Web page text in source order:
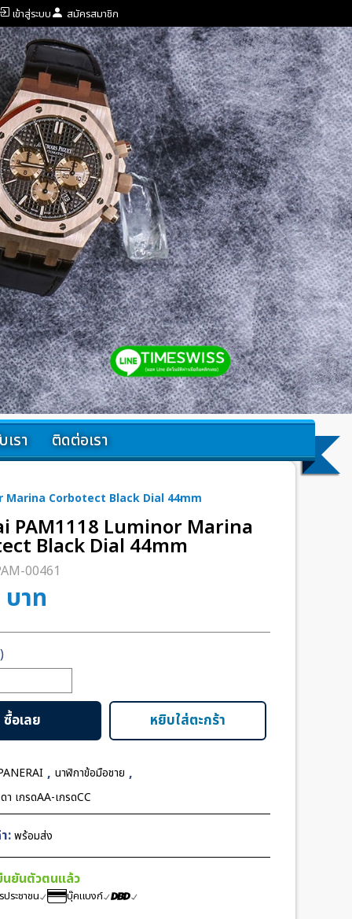
เข้าสู่ระบบ สมัครสมาชิก
เรา ติดต่อเรา
Marina Corbotect Black Dial 44mm
PAM1118 Luminor Marina
Black Dial 44mm
00461
บาท
หยิบใส่ตะกร้า
ซื้อเลย
, นาฬิกาข้อมือชาย ,
า เกรดAA-เกรดCC
:พร้อมส่ง
นยันตัวตนแล้ว
ระชาชน บุ๊คแบงก์